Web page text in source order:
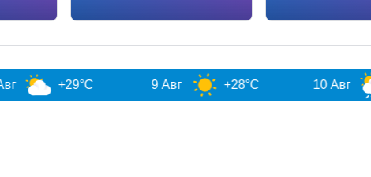
+29°C +28°C 10 Авг +31°C